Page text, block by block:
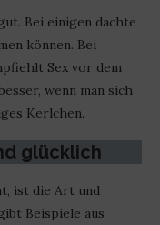
Bei einigen dachte
können. Bei
Sex vor dem
wenn man sich
Kerlchen.
glücklich
ist die Art und
Beispiele aus